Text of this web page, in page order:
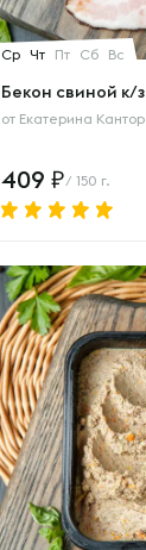
Ср Чт Пт Сб Вс
Бекон свиной к/з
от Екатерина Кантор
409 / 150 г.